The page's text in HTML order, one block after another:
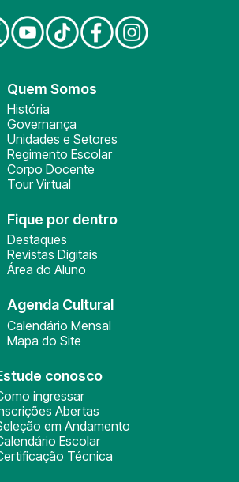
Quem Somos
História
Governança
Unidades e Setores
Regimento Escolar
Corpo Docente
Tour Virtual
Fique por dentro
Destaques
Revistas Digitais
Área do Aluno
Agenda Cultural
Calendário Mensal
Mapa do Site
conosco
ingressar
Abertas
em Andamento
Escolar
Técnica